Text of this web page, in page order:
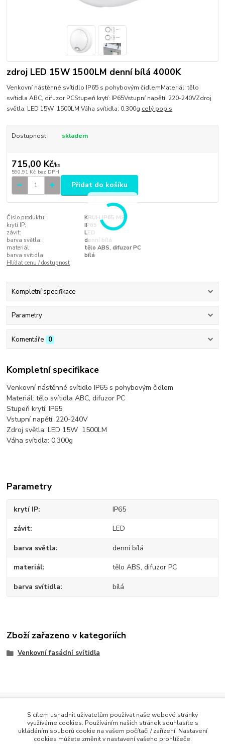
zdroj LED 15W 1500LM denní bílá 4000K
Venkovní nástěnné svítidlo IP65 s pohybovým čidlemMateriál: tělo
svítidla ABC, difuzor PCStupeň krytí: IP65Vstupní napětí: 220-240VZdroj
světla: LED 15W 1500LM Váha svítidla: 0,300g celý popis
Dostupnost skladem
715,00 Kč/ks
590,91 Kč bez DPH
Přidat do košíku
Číslo produktu:
KRUH IP65 MS
krytí IP:
IP65
závit:
LED
barva světla:
denní bílá
materiál:
tělo ABS, difuzor PC
barva svítidla:
bílá
Hlídat cenu / dostupnost
Kompletní specifikace
Parametry
Komentáře 0
Kompletní specifikace
Venkovní nástěnné svítidlo IP65 s pohybovým čidlem
Materiál: tělo svítidla ABC, difuzor PC
Stupeň krytí: IP65
Vstupní napětí: 220-240V
Zdroj světla: LED 15W 1500LM
Váha svítidla: 0,300g
Parametry
krytí IP IP65
závit LED
barva světla denní bílá
materiál tělo ABS, difuzor PC
barva svítidla bílá
Zboží zařazeno v kategoriích
Venkovní fasádní svítidla
Podle zákona o evidenci tržeb je prodávající povinen vystavit
kupujícímu účtenku. Zároveň je povinen zaevidovat přijatou tržbu u
správce daně online; v případě technického výpadku pak nejpozději do
S cílem usnadnit uživatelům používat naše webové stránky
využíváme cookies. Používáním našich stránek souhlasíte s
ukládáním souborů cookie na vašem počítači / zařízení. Nastavení
cookies můžete změnit v nastavení vašeho prohlížeče.